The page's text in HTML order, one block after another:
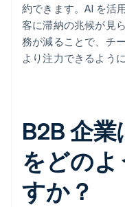
約できます。AI を活
客に滞納の兆候が見
務が減ることで、チ
より注力できるよう
B2B 企
をどのよ
すか？